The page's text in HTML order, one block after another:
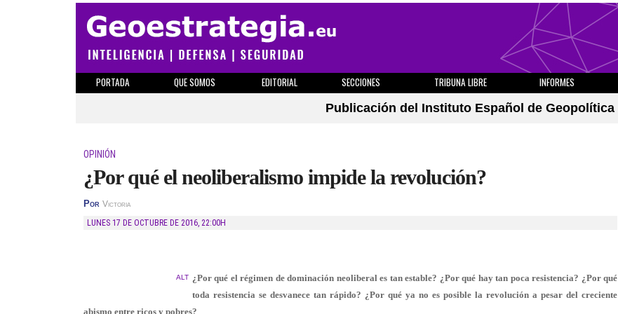
PORTADA QUE SOMOS EDITORIAL SECCIONES TRIBUNA LIBRE INFORMES
Publicación del Instituto Español de Geopolítica
OPINIÓN
¿Por qué el neoliberalismo impide la revolución?
Por Victoria
LUNES 17 DE OCTUBRE DE 2016, 22:00H
ALT ¿Por qué el régimen de dominación neoliberal es tan estable? ¿Por qué hay tan poca resistencia? ¿Por qué
toda resistencia se desvanece tan rápido? ¿Por qué ya no es posible la revolución a pesar del creciente
abismo entre ricos y pobres?